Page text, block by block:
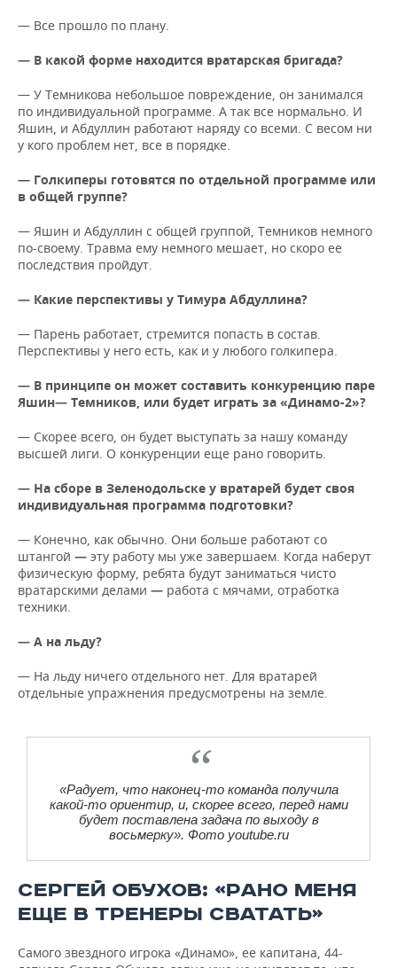
— Все прошло по плану.
— В какой форме находится вратарская бригада?
— У Темникова небольшое повреждение, он занимался
по индивидуальной программе. А так все нормально. И
Яшин, и Абдуллин работают наряду со всеми. С весом ни
у кого проблем нет, все в порядке.
— Голкиперы готовятся по отдельной программе или
в общей группе?
— Яшин и Абдуллин с общей группой, Темников немного
по-своему. Травма ему немного мешает, но скоро ее
последствия пройдут.
— Какие перспективы у Тимура Абдуллина?
— Парень работает, стремится попасть в состав.
Перспективы у него есть, как и у любого голкипера.
— В принципе он может составить конкуренцию паре
Яшин— Темников, или будет играть за «Динамо-2»?
— Скорее всего, он будет выступать за нашу команду
высшей лиги. О конкуренции еще рано говорить.
— На сборе в Зеленодольске у вратарей будет своя
индивидуальная программа подготовки?
— Конечно, как обычно. Они больше работают со
штангой — эту работу мы уже завершаем. Когда наберут
физическую форму, ребята будут заниматься чисто
вратарскими делами — работа с мячами, отработка
техники.
— А на льду?
— На льду ничего отдельного нет. Для вратарей
отдельные упражнения предусмотрены на земле.
«Радует, что наконец-то команда получила
какой-то ориентир, и, скорее всего, перед нами
будет поставлена задача по выходу в
восьмерку». Фото youtube.ru
СЕРГЕЙ ОБУХОВ: «РАНО МЕНЯ
ЕЩЕ В ТРЕНЕРЫ СВАТАТЬ»
Самого звездного игрока «Динамо», ее капитана, 44-